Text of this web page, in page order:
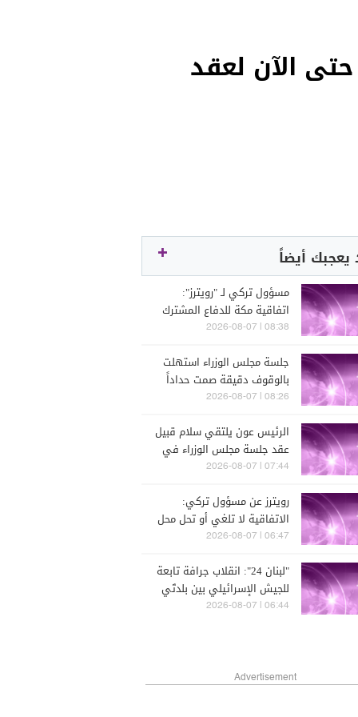
الآن لعقد
يعجبك أيضاً
مسؤول تركي لـ "رويترز":
اتفاقية مكة للدفاع المشترك
لا تستهدف أي طرف بعينه
08:38 | 2026-08-07
جلسة مجلس الوزراء استهلت
بالوقوف دقيقة صمت حداداً
على رحيل الوزير السابق
08:26 | 2026-08-07
الرئيس عون يلتقي سلام قبيل
عقد جلسة مجلس الوزراء في
قصر بعبدا
07:44 | 2026-08-07
رويترز عن مسؤول تركي:
الاتفاقية لا تلغي أو تحل محل
أي اتفاقيات ثنائية أو متعددة
06:47 | 2026-08-07
"لبنان 24": انقلاب جرافة تابعة
للجيش الإسرائيلي بين بلدتَي
زوطر الشرقية وزوطر الغربية
06:44 | 2026-08-07
Advertisement